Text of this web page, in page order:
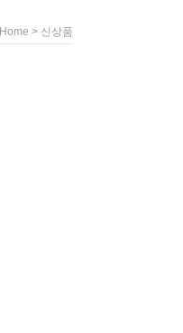
Home > 신상품